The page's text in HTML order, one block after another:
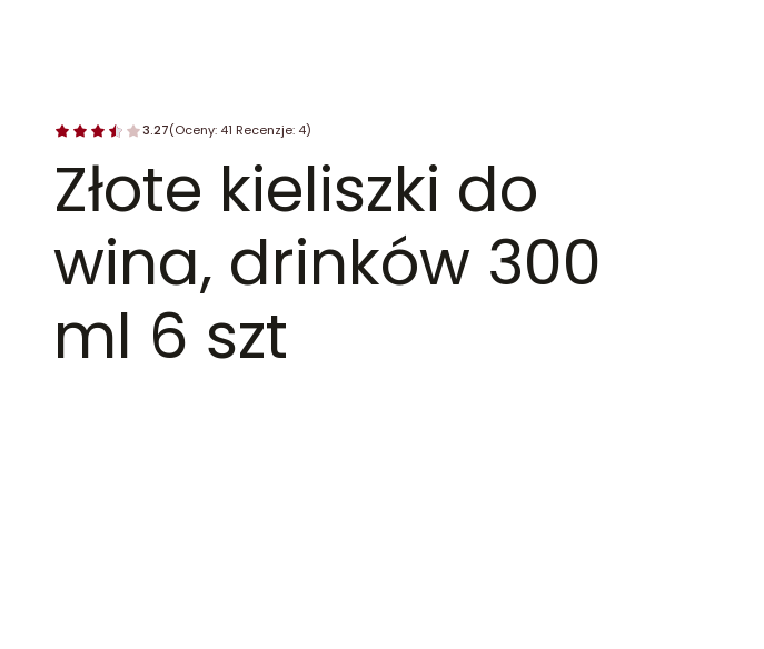
3.27(Oceny: 41 Recenzje: 4)
Złote kieliszki do
wina, drinków 300
ml 6 szt